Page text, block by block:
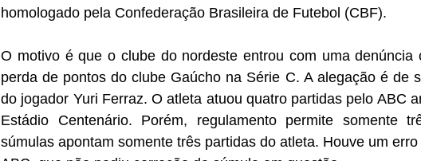
homologado pela Confederação Brasileira de Futebol (CBF).
O motivo é que o clube do nordeste entrou com uma denúncia
perda de pontos do clube Gaúcho na Série C. A alegação é de
do jogador Yuri Ferraz. O atleta atuou quatro partidas pelo ABC
Estádio Centenário. Porém, regulamento permite somente
súmulas apontam somente três partidas do atleta. Houve um